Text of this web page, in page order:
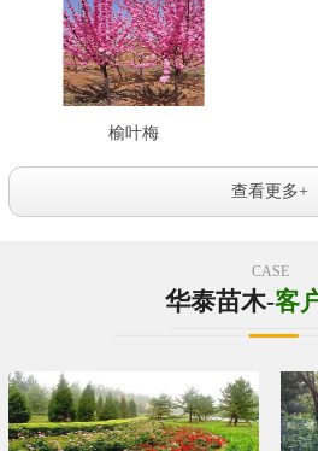
榆叶梅
查看更多+
CASE
华泰苗木-客